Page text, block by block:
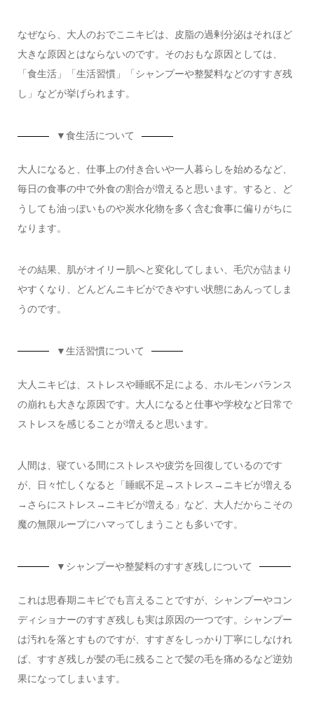
なぜなら、大人のおでこニキビは、皮脂の過剰分泌はそれほど
大きな原因とはならないのです。そのおもな原因としては、
「食生活」「生活習慣」「シャンプーや整髪料などのすすぎ残
し」などが挙げられます。
▼食生活について
大人になると、仕事上の付き合いや一人暮らしを始めるなど、
毎日の食事の中で外食の割合が増えると思います。すると、ど
うしても油っぽいものや炭水化物を多く含む食事に偏りがちに
なります。
その結果、肌がオイリー肌へと変化してしまい、毛穴が詰まり
やすくなり、どんどんニキビができやすい状態にあんってしま
うのです。
▼生活習慣について
大人ニキビは、ストレスや睡眠不足による、ホルモンバランス
の崩れも大きな原因です。大人になると仕事や学校など日常で
ストレスを感じることが増えると思います。
人間は、寝ている間にストレスや疲労を回復しているのです
が、日々忙しくなると「睡眠不足→ストレス→ニキビが増える
→さらにストレス→ニキビが増える」など、大人だからこその
魔の無限ループにハマってしまうことも多いです。
▼ シャンプーや整髪料のすすぎ残しについて
これは思春期ニキビでも言えることですが、シャンプーやコン
ディショナーのすすぎ残しも実は原因の一つです。シャンプー
は汚れを落とすものですが、すすぎをしっかり丁寧にしなけれ
ば、すすぎ残しが髪の毛に残ることで髪の毛を痛めるなど逆効
果になってしまいます。